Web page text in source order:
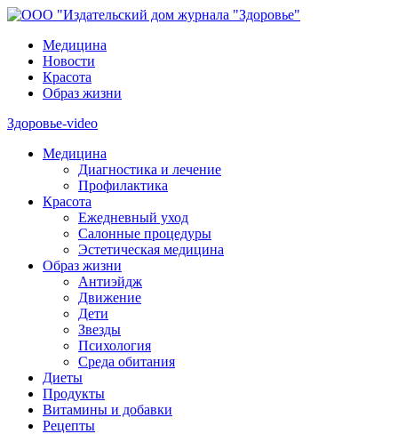
Медицина
Новости
Красота
Образ жизни
Здоровье-video
Медицина
Диагностика и лечение
Профилактика
Красота
Ежедневный уход
Салонные процедуры
Эстетическая медицина
Образ жизни
Антиэйдж
Движение
Дети
Звезды
Психология
Среда обитания
Диеты
Продукты
Витамины и добавки
Рецепты